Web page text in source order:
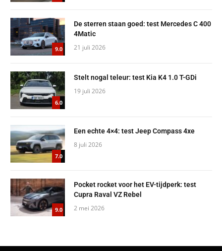
9.0
De sterren staan goed: test Mercedes C 400
4Matic
21 juli 2026
6.0
Stelt nogal teleur: test Kia K4 1.0 T-GDi
19 juli 2026
7.0
Een echte 4×4: test Jeep Compass 4xe
8 juli 2026
9.0
Pocket rocket voor het EV-tijdperk: test
Cupra Raval VZ Rebel
2 mei 2026